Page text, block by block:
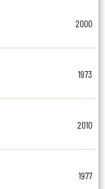
2000
1973
2010
1977